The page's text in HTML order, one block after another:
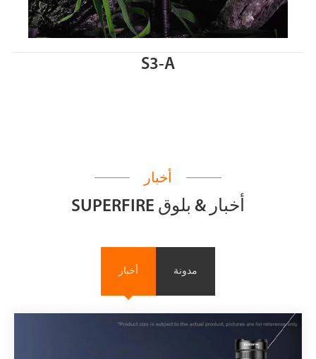
S3-A
أخبار
SUPERFIRE أخبار & بلوق
أخبار مدونة